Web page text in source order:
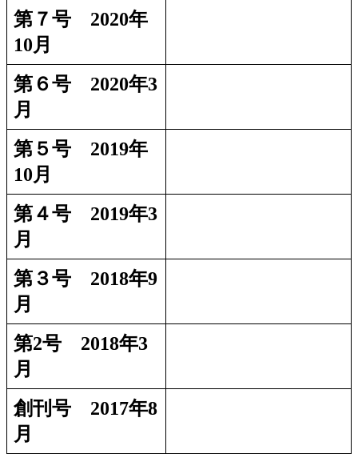
第７号 2020年
10月
第６号 2020年3
月
第５号 2019年
10月
第４号 2019年3
月
第３号 2018年9
月
第2号 2018年3
月
創刊号 2017年8
月